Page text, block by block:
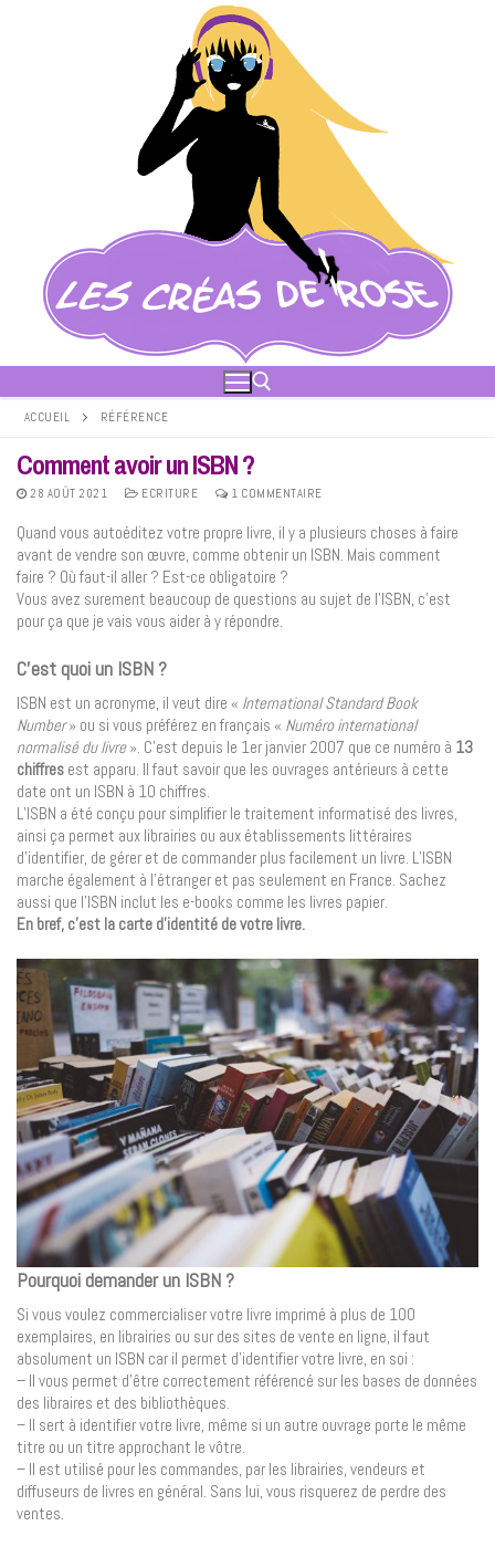
Rechercher :
ACCUEIL RÉFÉRENCE
Comment avoir un ISBN ?
28 AOÛT 2021 ECRITURE 1 COMMENTAIRE
Quand vous autoéditez votre propre livre, il y a plusieurs choses à faire
avant de vendre son œuvre, comme obtenir un ISBN. Mais comment
faire ? Où faut-il aller ? Est-ce obligatoire ?
Vous avez surement beaucoup de questions au sujet de l’ISBN, c’est
pour ça que je vais vous aider à y répondre.
C’est quoi un ISBN ?
ISBN est un acronyme, il veut dire « International Standard Book
Number» ou si vous préférez en français « Numéro international
normalisé du livre». C’est depuis le 1er janvier 2007 que ce numéro à 13
chiffres est apparu. Il faut savoir que les ouvrages antérieurs à cette
date ont un ISBN à 10 chiffres.
L’ISBN a été conçu pour simplifier le traitement informatisé des livres,
ainsi ça permet aux librairies ou aux établissements littéraires
d’identifier, de gérer et de commander plus facilement un livre. L’ISBN
marche également à l’étranger et pas seulement en France. Sachez
aussi que l’ISBN inclut les e-books comme les livres papier.
En bref, c’est la carte d’identité de votre livre.
Pourquoi demander un ISBN ?
Si vous voulez commercialiser votre livre imprimé à plus de 100
exemplaires, en librairies ou sur des sites de vente en ligne, il faut
absolument un ISBN car il permet d’identifier votre livre, en soi :
– Il vous permet d’être correctement référencé sur les bases de données
des libraires et des bibliothèques.
– Il sert à identifier votre livre, même si un autre ouvrage porte le même
titre ou un titre approchant le vôtre.
– Il est utilisé pour les commandes, par les librairies, vendeurs et
diffuseurs de livres en général. Sans lui, vous risquerez de perdre des
ventes.